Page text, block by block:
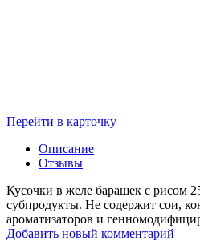
Перейти в карточку
Описание
Отзывы
Кусочки в желе барашек с рисом
субпродукты. Не содержит сои,
ароматизаторов и
Добавить новый комментарий